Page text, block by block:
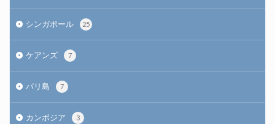
シンガポール 25
ケアンズ 7
バリ島 7
カンボジア 3